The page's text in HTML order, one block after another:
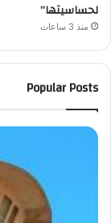
لحساسيتها”
منذ 3 ساعات
Popular Posts